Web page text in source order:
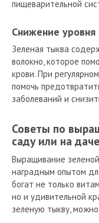
пищеварительной
Снижение уровня
Зеленая тыква
волокно, которое
крови. При
помочь
заболеваний и
Советы по
саду или на даче
Выращивание
наградным опытом
богат не только
но и удивительной
зеленую тыкву,